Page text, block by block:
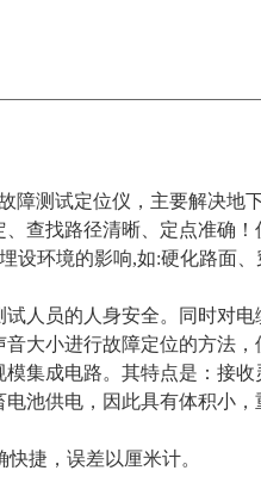
障测试定位仪，主要解决地
查找路径清晰、定点准确！
设环境的影响,如:硬化路面、
人员的人身安全。同时对电
大小进行故障定位的方法，
集成电路。其特点是：接收
池供电，因此具有体积小，
捷，误差以厘米计。